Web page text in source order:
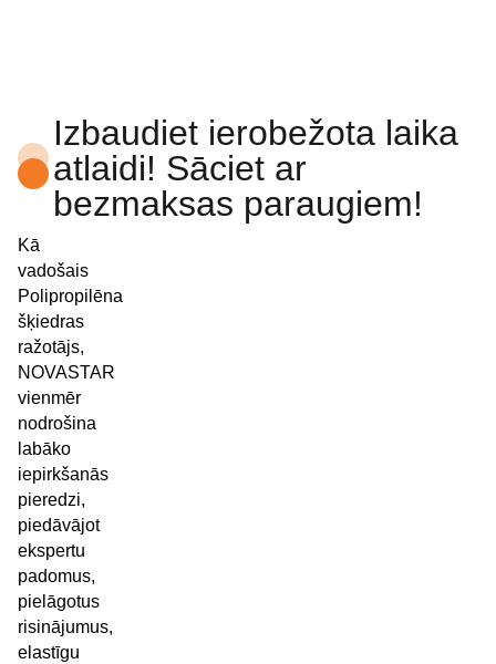
Izbaudiet ierobežota laika
atlaidi! Sāciet ar
bezmaksas paraugiem!
Kā
vadošais
Polipropilēna
šķiedras
ražotājs,
NOVASTAR
vienmēr
nodrošina
labāko
iepirkšanās
pieredzi,
piedāvājot
ekspertu
padomus,
pielāgotus
risinājumus,
elastīgu